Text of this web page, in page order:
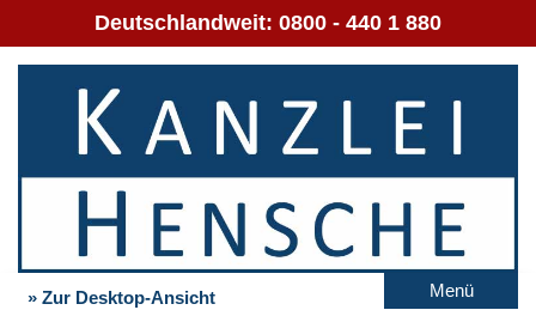
Deutschlandweit: 0800 - 440 1 880
» Zur Desktop-Ansicht Menü